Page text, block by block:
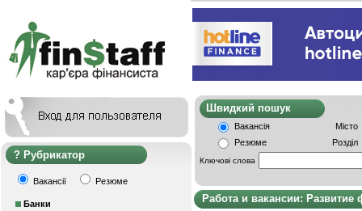
Рубрикатор
Вакансії Резюме
Банки
Швидкий
Вакансія
Місто
Резюме
Розділ
Ключові слова
Работа и вакансии: Развитие